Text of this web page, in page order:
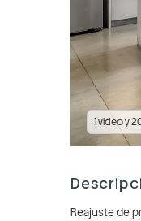
1 video y
Reajuste de